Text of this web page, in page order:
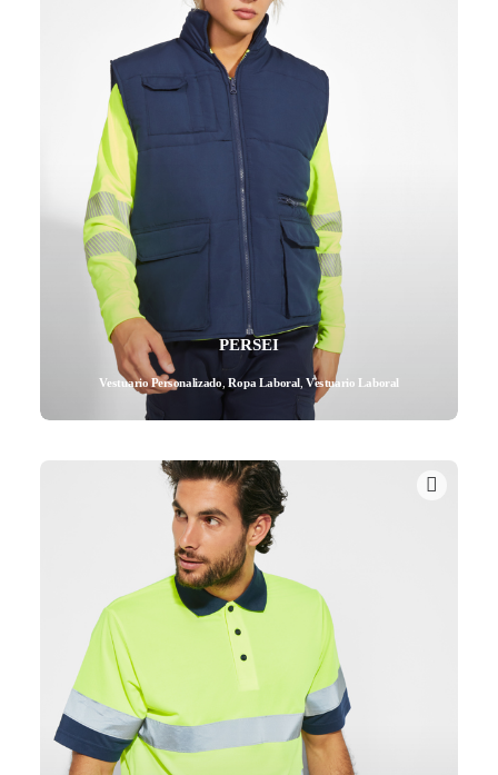
PERSEI
Vestuario Personalizado, Ropa Laboral, Vestuario Laboral